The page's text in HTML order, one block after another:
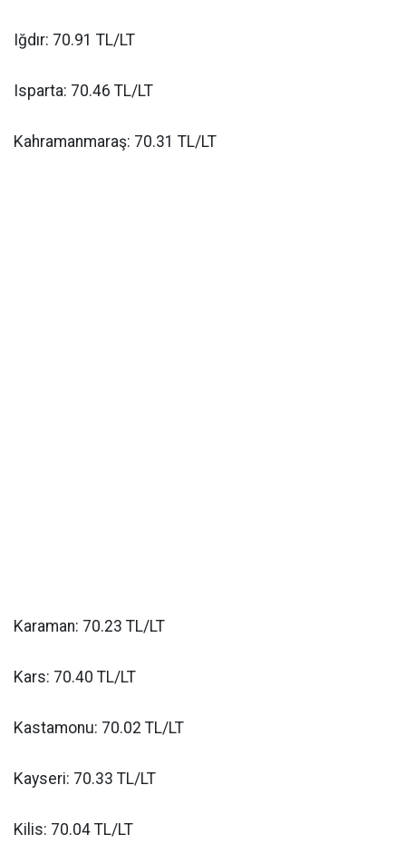
Iğdır: 70.91 TL/LT
Isparta: 70.46 TL/LT
Kahramanmaraş: 70.31 TL/LT
Karaman: 70.23 TL/LT
Kars: 70.40 TL/LT
Kastamonu: 70.02 TL/LT
Kayseri: 70.33 TL/LT
Kilis: 70.04 TL/LT